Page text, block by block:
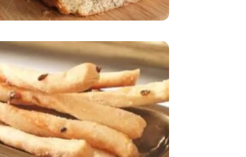
Comer Bem:
Palitinhos De Cebola
E Salsa